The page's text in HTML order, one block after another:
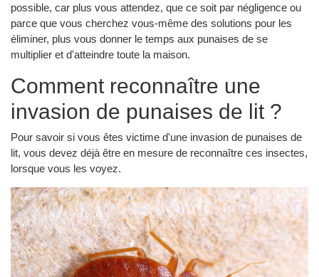
possible, car plus vous attendez, que ce soit par négligence ou
parce que vous cherchez vous-même des solutions pour les
éliminer, plus vous donner le temps aux punaises de se
multiplier et d'atteindre toute la maison.
Comment reconnaître une
invasion de punaises de lit ?
Pour savoir si vous êtes victime d'une invasion de punaises de
lit, vous devez déjà être en mesure de reconnaître ces insectes,
lorsque vous les voyez.